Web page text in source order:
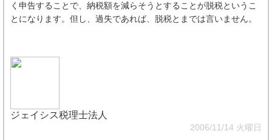
く申告することで、納税額を減らそうとすることが脱税というこ
とになります。但し、過失であれば、脱税とまでは言いません。
ジェイシス税理士法人
2006/11/14 火曜日